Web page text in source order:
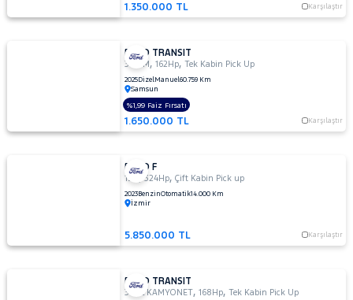
1.350.000 TL Karşılaştır
FORD TRANSIT
350 M ,162Hp,Tek Kabin Pick Up
2025DizelManuel60.759 Km
Samsun
1.650.000 TL Karşılaştır
%1,99 Faiz Fırsatı
FORD F
150 ,324Hp,Çift Kabin Pick up
2023BenzinOtomatik14.000 Km
İzmir
5.850.000 TL Karşılaştır
FORD TRANSIT
350L KAMYONET,168Hp,Tek Kabin Pick Up